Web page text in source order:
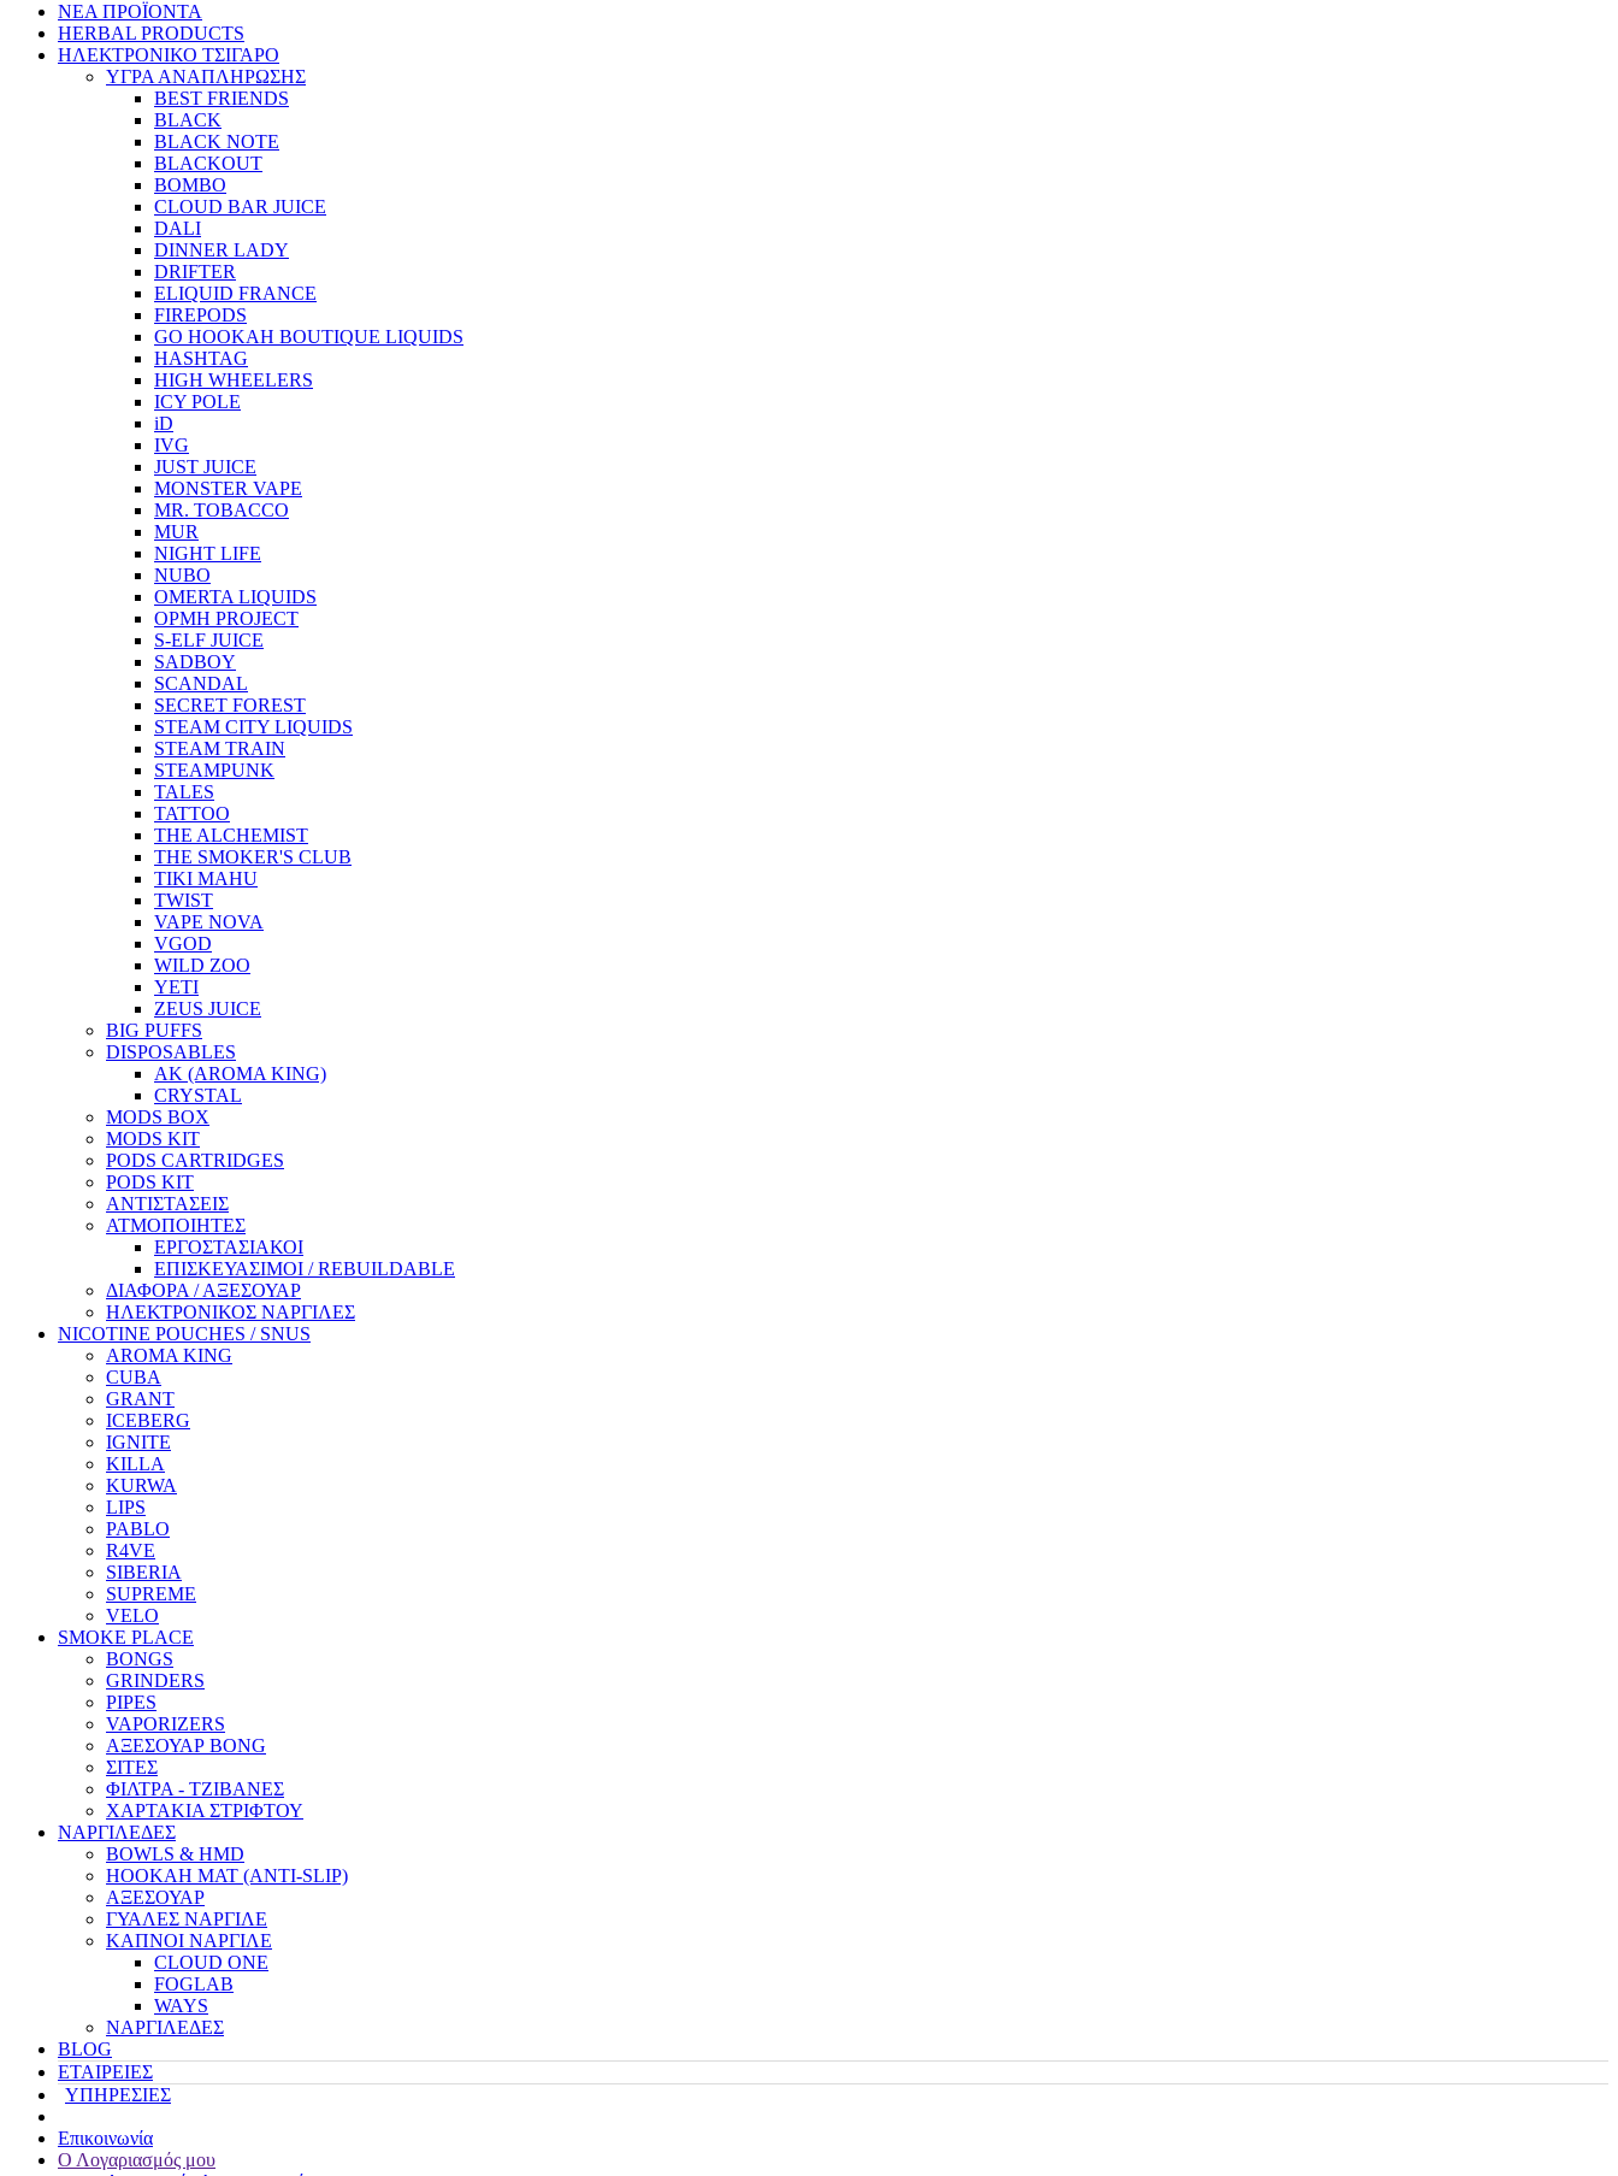
ΝΕΑ ΠΡΟΪΟΝΤΑ
HERBAL PRODUCTS
ΗΛΕΚΤΡΟΝΙΚΟ ΤΣΙΓΑΡΟ
ΥΓΡΑ ΑΝΑΠΛΗΡΩΣΗΣ
BEST FRIENDS
BLACK
BLACK NOTE
BLACKOUT
BOMBO
CLOUD BAR JUICE
DALI
DINNER LADY
DRIFTER
ELIQUID FRANCE
FIREPODS
GO HOOKAH BOUTIQUE LIQUIDS
HASHTAG
HIGH WHEELERS
ICY POLE
iD
IVG
JUST JUICE
MONSTER VAPE
MR. TOBACCO
MUR
NIGHT LIFE
NUBO
OMERTA LIQUIDS
OPMH PROJECT
S-ELF JUICE
SADBOY
SCANDAL
SECRET FOREST
STEAM CITY LIQUIDS
STEAM TRAIN
STEAMPUNK
TALES
TATTOO
THE ALCHEMIST
THE SMOKER'S CLUB
TIKI MAHU
TWIST
VAPE NOVA
VGOD
WILD ZOO
YETI
ZEUS JUICE
BIG PUFFS
DISPOSABLES
AK (AROMA KING)
CRYSTAL
MODS BOX
MODS KIT
PODS CARTRIDGES
PODS KIT
ΑΝΤΙΣΤΑΣΕΙΣ
ΑΤΜΟΠΟΙΗΤΕΣ
ΕΡΓΟΣΤΑΣΙΑΚΟΙ
ΕΠΙΣΚΕΥΑΣΙΜΟΙ / REBUILDABLE
ΔΙΑΦΟΡΑ / ΑΞΕΣΟΥΑΡ
ΗΛΕΚΤΡΟΝΙΚΟΣ ΝΑΡΓΙΛΕΣ
NICOTINE POUCHES / SNUS
AROMA KING
CUBA
GRANT
ICEBERG
IGNITE
KILLA
KURWA
LIPS
PABLO
R4VE
SIBERIA
SUPREME
VELO
SMOKE PLACE
BONGS
GRINDERS
PIPES
VAPORIZERS
ΑΞΕΣΟΥΑΡ BONG
ΣΙΤΕΣ
ΦΙΛΤΡΑ - ΤΖΙΒΑΝΕΣ
ΧΑΡΤΑΚΙΑ ΣΤΡΙΦΤΟΥ
ΝΑΡΓΙΛΕΔΕΣ
BOWLS & HMD
HOOKAH MAT (ANTI-SLIP)
ΑΞΕΣΟΥΑΡ
ΓΥΑΛΕΣ ΝΑΡΓΙΛΕ
ΚΑΠΝΟΙ ΝΑΡΓΙΛΕ
CLOUD ONE
FOGLAB
WAYS
ΝΑΡΓΙΛΕΔΕΣ
BLOG
ΕΤΑΙΡΕΙΕΣ
ΥΠΗΡΕΣΙΕΣ
Επικοινωνία
Ο Λογαριασμός μου